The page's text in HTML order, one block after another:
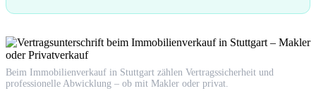
Beim Immobilienverkauf in Stuttgart zählen Vertragssicherheit und
professionelle Abwicklung – ob mit Makler oder privat.